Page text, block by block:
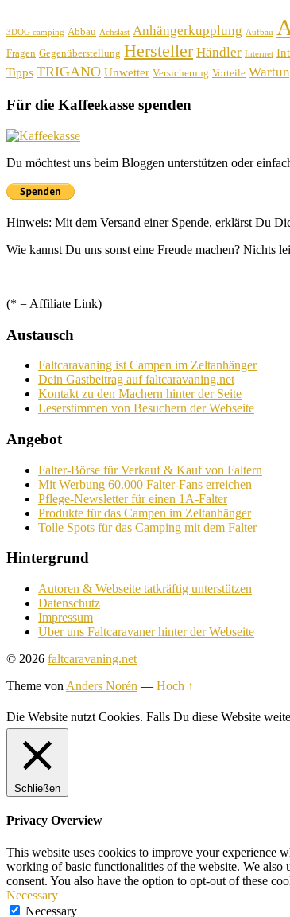
3DOG camping Abbau Achslast Anhängerkupplung Aufbau
Fragen Gegenüberstellung Hersteller Händler Internet
Tipps TRIGANO Unwetter Versicherung Vorteile
Für die Kaffeekasse spenden
Du möchtest uns beim Bloggen unterstützen oder
Hinweis: Mit dem Versand einer Spende, erklärst Du
Wie kannst Du uns sonst eine Freude machen? Nichts
(* = Affiliate Link)
Austausch
Faltcaravaning ist Campen im Zeltanhänger
Dein Gastbeitrag auf faltcaravaning.net
Kontakt zu den Machern hinter der Seite
Leserstimmen von Besuchern der Webseite
Angebot
Falter-Börse für Verkauf & Kauf von Faltern
Mit Werbung 60.000 Falter-Fans erreichen
Pflege-Newsletter für einen 1A-Falter
Produkte für das Campen im Zeltanhänger
Tolle Spots für das Camping mit dem Falter
Hintergrund
Autoren & Webseite tatkräftig unterstützen
Datenschutz
Impressum
Über uns Faltcaravaner hinter der Webseite
© 2026 faltcaravaning.net
Theme von Anders Norén — Hoch ↑
Die Website nutzt Cookies. Falls Du diese Website
Schließen
Privacy Overview
This website uses cookies to improve your experience
working of basic functionalities of the website. We also
consent. You also have the option to opt-out of these
Necessary
Necessary